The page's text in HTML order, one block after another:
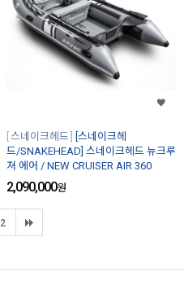
스네이크헤드
[스네이크헤
드/SNAKEHEAD] 스네이크헤드 뉴크루
져 에어 / NEW CRUISER AIR 360
2,090,000원
2